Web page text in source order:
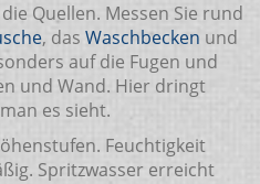
Quellen. Messen Sie rund
, das Waschbecken und
auf die Fugen und
und Wand. Hier dringt
es sieht.
Feuchtigkeit
Spritzwasser erreicht